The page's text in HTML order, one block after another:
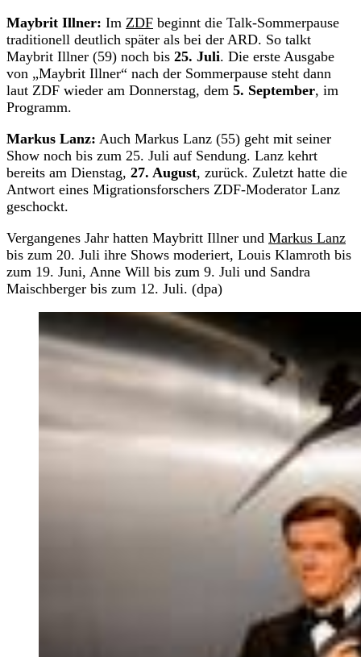
Maybrit Illner: Im ZDF beginnt die Talk-Sommerpause
traditionell deutlich später als bei der ARD. So talkt
Maybrit Illner (59) noch bis 25. Juli. Die erste Ausgabe
von „Maybrit Illner“ nach der Sommerpause steht dann
laut ZDF wieder am Donnerstag, dem 5. September, im
Programm.
Markus Lanz: Auch Markus Lanz (55) geht mit seiner
Show noch bis zum 25. Juli auf Sendung. Lanz kehrt
bereits am Dienstag, 27. August, zurück. Zuletzt hatte die
Antwort eines Migrationsforschers ZDF-Moderator Lanz
geschockt.
Vergangenes Jahr hatten Maybritt Illner und Markus Lanz
bis zum 20. Juli ihre Shows moderiert, Louis Klamroth bis
zum 19. Juni, Anne Will bis zum 9. Juli und Sandra
Maischberger bis zum 12. Juli. (dpa)